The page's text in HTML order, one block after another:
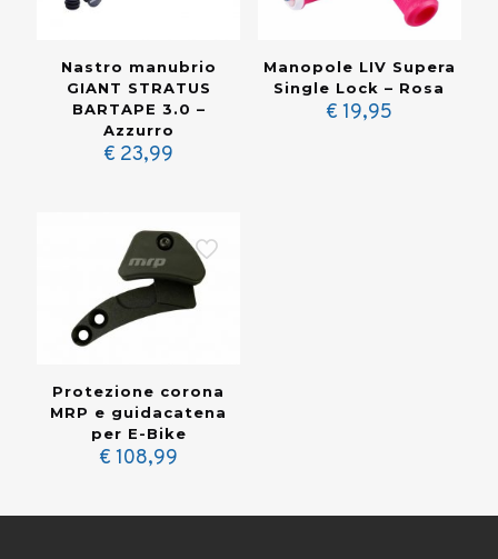
Nastro manubrio
GIANT STRATUS
BARTAPE 3.0 –
Azzurro
€ 23,99
Manopole LIV Supera
Single Lock – Rosa
€ 19,95
Protezione corona
MRP e guidacatena
per E-Bike
€ 108,99